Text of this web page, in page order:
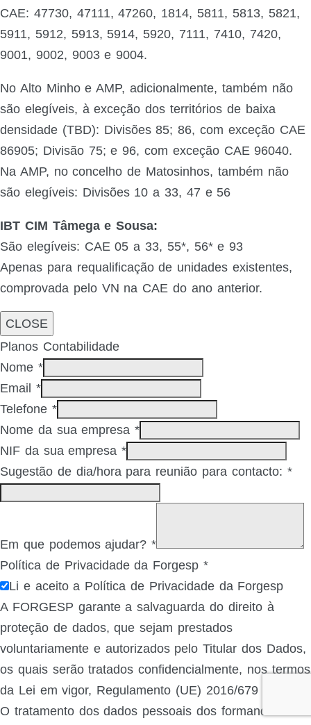
CAE: 47730, 47111, 47260, 1814, 5811, 5813, 5821,
5911, 5912, 5913, 5914, 5920, 7111, 7410, 7420,
9001, 9002, 9003 e 9004.
No Alto Minho e AMP, adicionalmente, também não
são elegíveis, à exceção dos territórios de baixa
densidade (TBD): Divisões 85; 86, com exceção CAE
86905; Divisão 75; e 96, com exceção CAE 96040.
Na AMP, no concelho de Matosinhos, também não
são elegíveis: Divisões 10 a 33, 47 e 56
IBT CIM Tâmega e Sousa:
São elegíveis: CAE 05 a 33, 55*, 56* e 93
Apenas para requalificação de unidades existentes,
comprovada pelo VN na CAE do ano anterior.
CLOSE
Planos Contabilidade
Nome *
Email *
Telefone *
Nome da sua empresa*
NIF da sua empresa*
Sugestão de dia/hora para reunião para contacto: *
Em que podemos ajudar?*
Política de Privacidade da Forgesp *
Li e aceito a Política de Privacidade da Forgesp
A FORGESP garante a salvaguarda do direito à
proteção de dados, que sejam prestados
voluntariamente e autorizados pelo Titular dos Dados,
os quais serão tratados confidencialmente, nos termos
da Lei em vigor, Regulamento (UE) 2016/679 (RGPD).
O tratamento dos dados pessoais dos formandos e